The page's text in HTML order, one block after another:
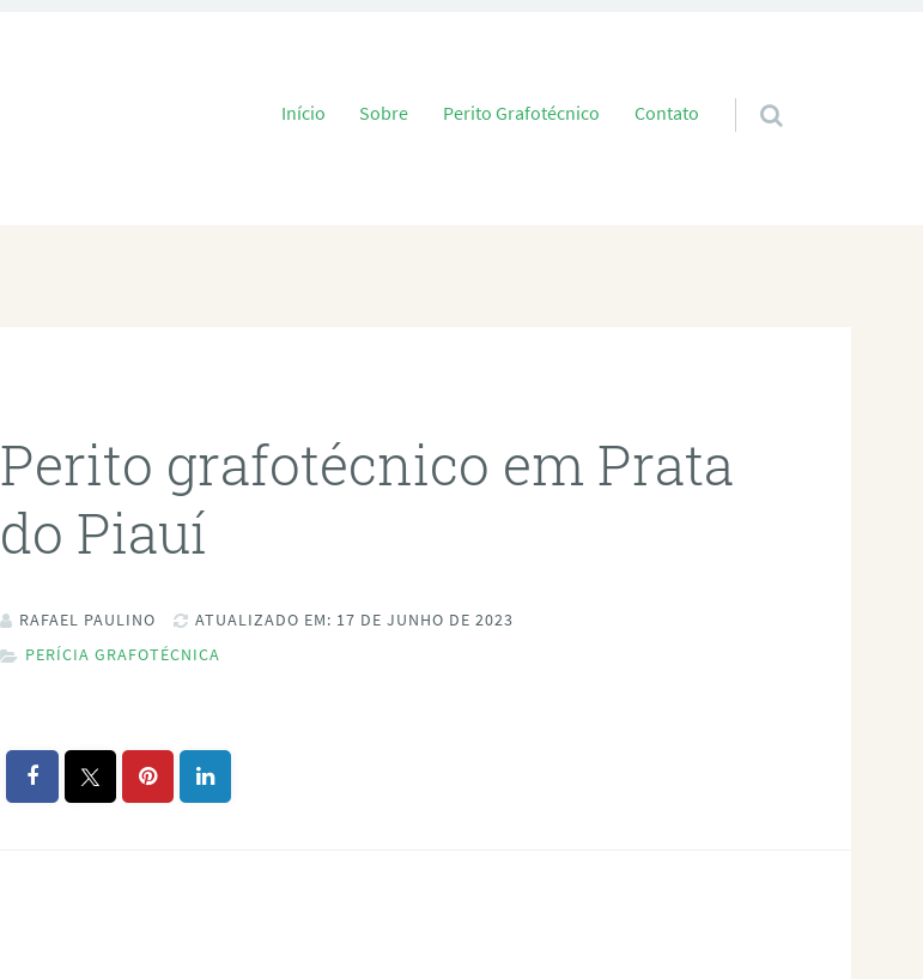
Pular para o conteúdo
Início Sobre Perito Grafotécnico Contato
Perito grafotécnico em Prata
do Piauí
RAFAEL PAULINO
ATUALIZADO EM: 17 DE JUNHO DE 2023
PERÍCIA GRAFOTÉCNICA